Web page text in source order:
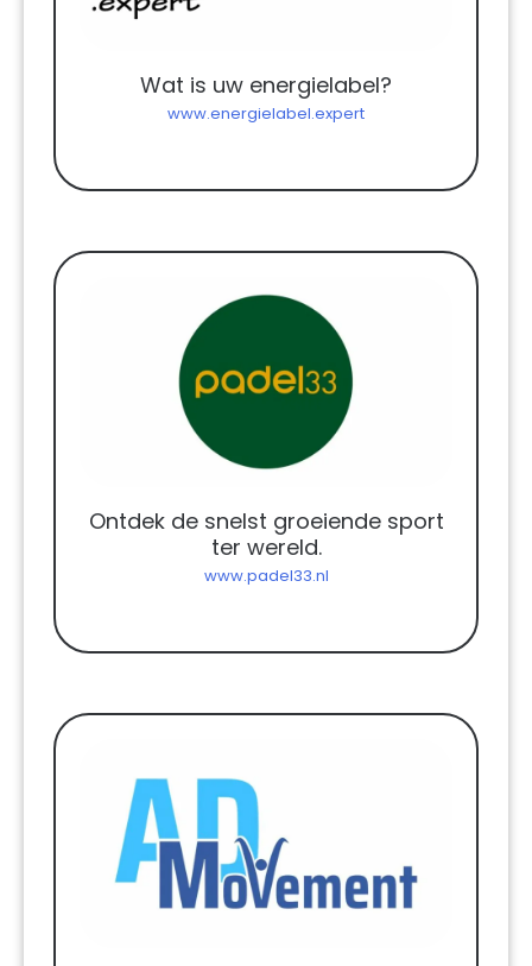
Wat is uw energielabel?
www.energielabel.expert
Ontdek de snelst groeiende sport
ter wereld.
www.padel33.nl